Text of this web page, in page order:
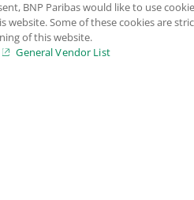
BNP Paribas.
quelle fornite da altre
Unito, in Canada e
BNP Paribas would like to use
website. Some of these cookies are
of this website.
General Vendor List